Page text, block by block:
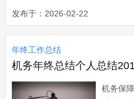
了关于
望能够
年终总
共接收
任职...
发布于：2026-02-22
年终工作总结
机务年终总结个人总结
机务保